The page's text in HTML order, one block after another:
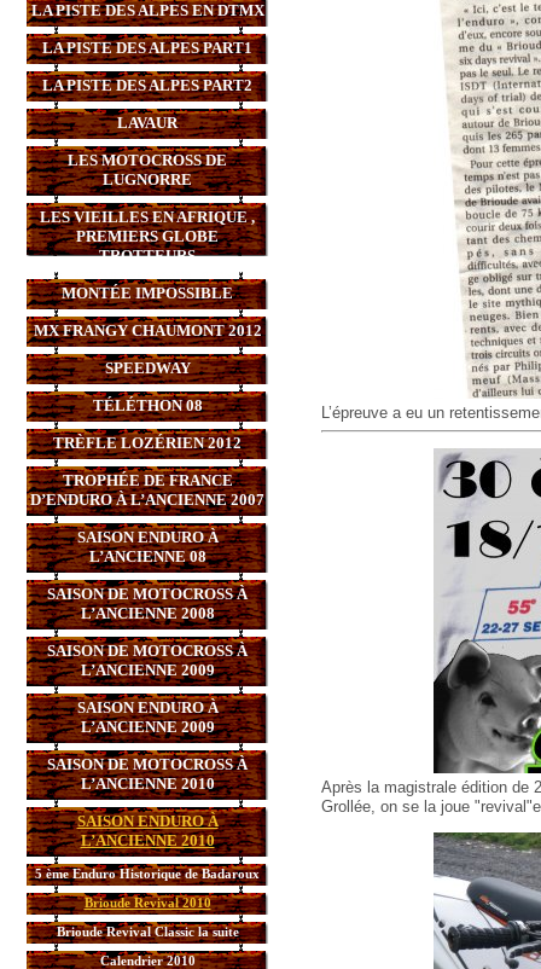
LA PISTE DES ALPES EN DTMX
LA PISTE DES ALPES PART1
LA PISTE DES ALPES PART2
LAVAUR
LES MOTOCROSS DE
LUGNORRE
LES VIEILLES EN AFRIQUE ,
PREMIERS GLOBE
TROTTEURS
MONTÉE IMPOSSIBLE
MX FRANGY CHAUMONT 2012
SPEEDWAY
TÉLÉTHON 08
TRÈFLE LOZÉRIEN 2012
TROPHÉE DE FRANCE
D’ENDURO À L’ANCIENNE 2007
SAISON ENDURO À
L’ANCIENNE 08
SAISON DE MOTOCROSS À
L’ANCIENNE 2008
SAISON DE MOTOCROSS À
L’ANCIENNE 2009
SAISON ENDURO À
L’ANCIENNE 2009
SAISON DE MOTOCROSS À
L’ANCIENNE 2010
SAISON ENDURO À
L’ANCIENNE 2010
5 ème Enduro Historique de Badaroux
Brioude Revival 2010
Brioude Revival Classic la suite
Calendrier 2010
L’épreuve a eu un
Après la magistrale édition de
Grollée, on se la joue